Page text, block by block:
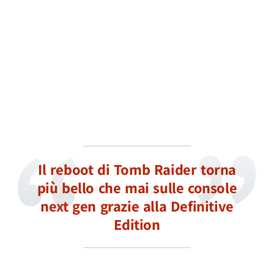
Il reboot di Tomb Raider torna
più bello che mai sulle console
next gen grazie alla Definitive
Edition